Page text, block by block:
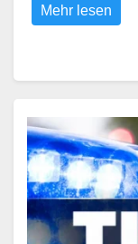
Mehr lesen